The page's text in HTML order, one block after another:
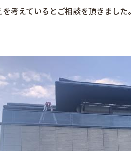
考えているとご相談を頂きました。